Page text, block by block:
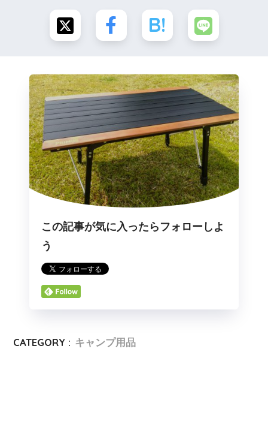
この記事が気に入ったらフォローしよ
う
CATEGORY : キャンプ用品